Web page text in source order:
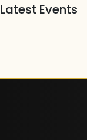
Latest Events